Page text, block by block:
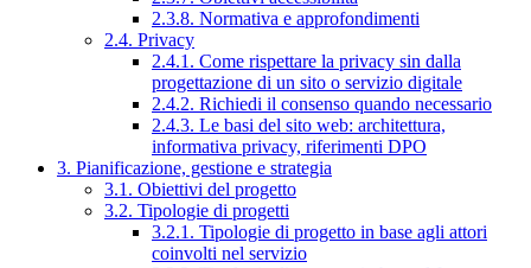
2.3.8. Normativa e approfondimenti
2.4. Privacy
2.4.1. Come rispettare la privacy sin dalla
progettazione di un sito o servizio digitale
2.4.2. Richiedi il consenso quando necessario
2.4.3. Le basi del sito web: architettura,
informativa privacy, riferimenti DPO
3. Pianificazione, gestione e strategia
3.1. Obiettivi del progetto
3.2. Tipologie di progetti
3.2.1. Tipologie di progetto in base agli attori
coinvolti nel servizio